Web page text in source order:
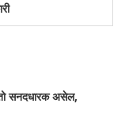
तो सनदधारक असेल,